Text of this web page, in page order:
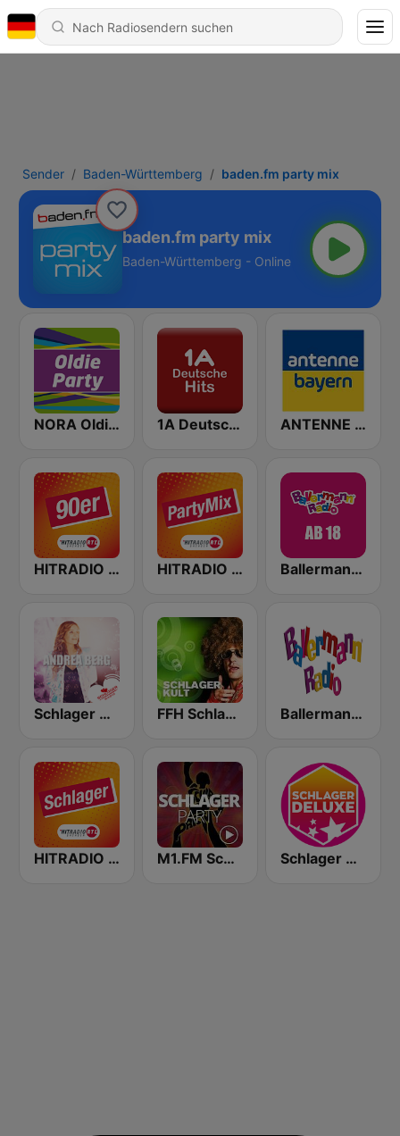
Sender Baden-Württemberg baden.fm party mix
baden.fm party mix
Baden-Württemberg - Online
NORA Oldie Party 1A Deutsche Hits ANTENNE BAYERN
HITRADIO RTL 90er HITRADIO RTL PartyMix Ballermann Radio - Ab 18
Schlager Radio - Andrea Berg FFH Schlagerkult Ballermann Radio
HITRADIO RTL Schlager M1.FM Schlager Party Schlager Deluxe